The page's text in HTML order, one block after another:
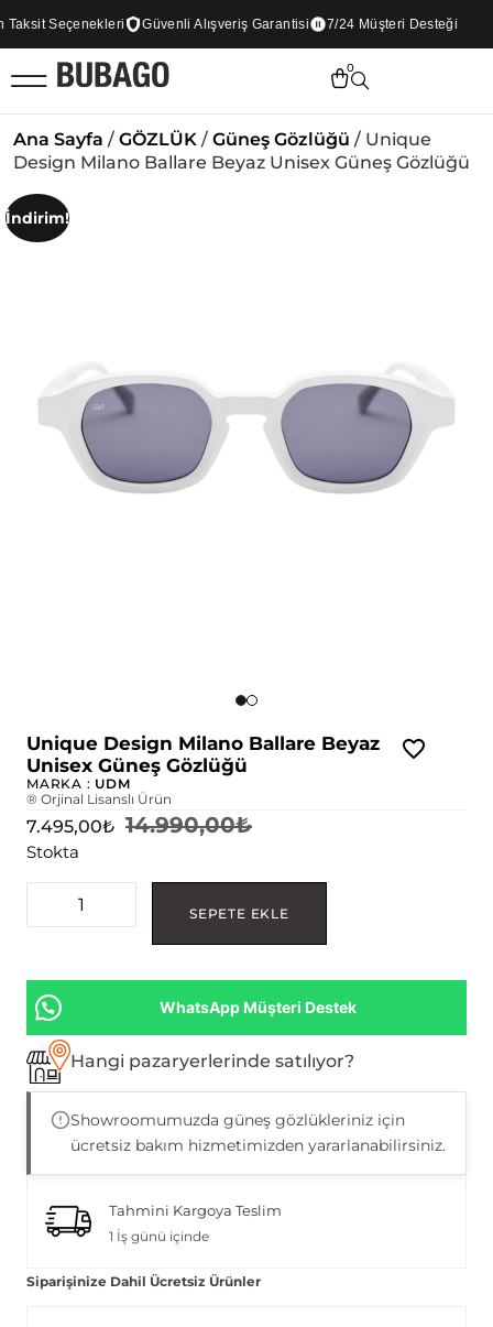
Seçenekleri Güvenli Alışveriş Garantisi 7/24 Müşteri Desteği
0
Ana Sayfa / GÖZLÜK / Güneş Gözlüğü / Unique
Design Milano Ballare Beyaz Unisex Güneş Gözlüğü
İndirim!
Unique Design Milano Ballare Beyaz
Unisex Güneş Gözlüğü
MARKA : UDM
® Orjinal Lisanslı Ürün
14.990,00₺
7.495,00₺
Stokta
SEPETE EKLE
WhatsApp Müşteri Destek
Hangi pazaryerlerinde satılıyor?
Showroomumuzda güneş gözlükleriniz için
ücretsiz bakım hizmetimizden yararlanabilirsiniz.
Tahmini Kargoya Teslim
1 İş günü içinde
Siparişinize Dahil Ücretsiz Ürünler